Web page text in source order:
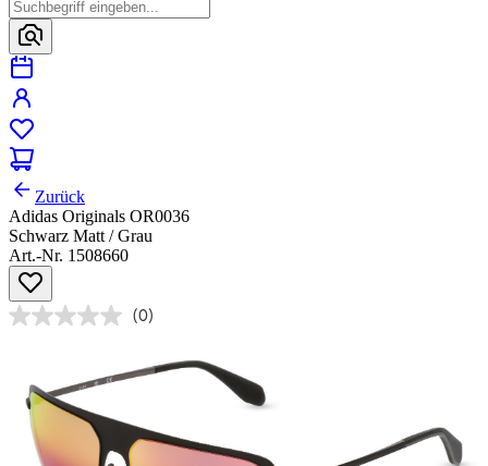
Zurück
Adidas Originals OR0036
Schwarz Matt / Grau
Art.-Nr. 1508660
(0)